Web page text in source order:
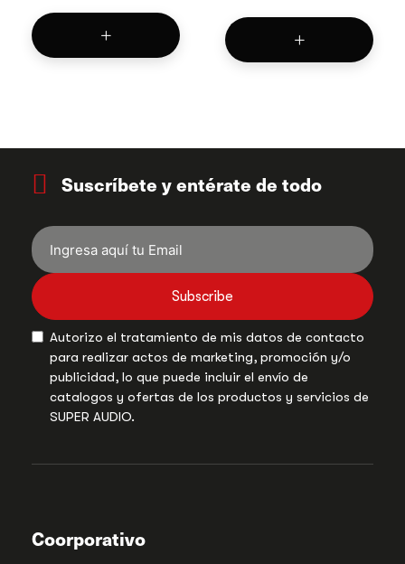
Suscríbete y entérate de todo
Subscribe
Autorizo el tratamiento de mis datos de contacto
para realizar actos de marketing, promoción y/o
publicidad, lo que puede incluir el envío de
catalogos y ofertas de los productos y servicios de
SUPER AUDIO.
Coorporativo